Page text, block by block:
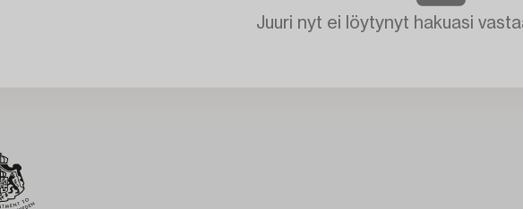
Juuri nyt ei löytynyt hakuasi